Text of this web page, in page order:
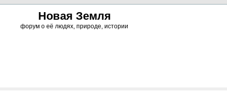
Новая Земля
форум о её людях, природе, истории